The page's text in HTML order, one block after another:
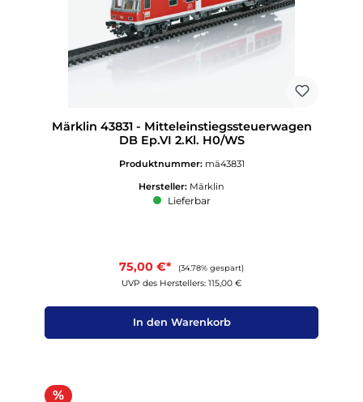
Märklin 43831 - Mitteleinstiegssteuerwagen
DB Ep.VI 2.Kl. H0/WS
Produktnummer: mä43831
Hersteller: Märklin
Lieferbar
75,00 €* (34.78% gespart)
UVP des Herstellers: 115,00 €
In den Warenkorb
%Rabatt